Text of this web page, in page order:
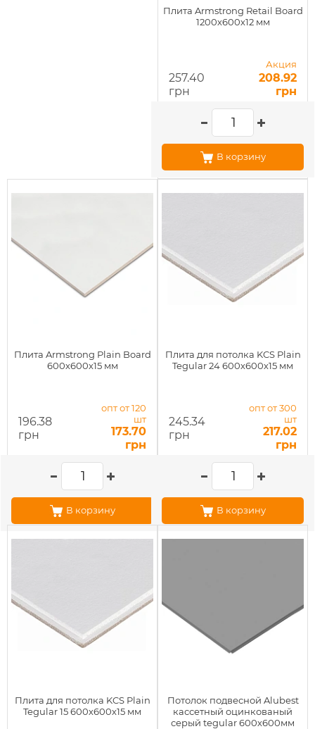
Плита Armstrong Retail Board
1200х600х12 мм
257.40
грн
Акция
208.92
грн
В корзину
Плита Armstrong Plain Board
600х600х15 мм
196.38
грн
опт от 120
шт
173.70
грн
В корзину
Плита для потолка KCS Plain
Tegular 24 600х600х15 мм
245.34
грн
опт от 300
шт
217.02
грн
В корзину
Плита для потолка KCS Plain
Tegular 15 600х600х15 мм
Потолок подвесной Alubest
кассетный оцинкованый
серый tegular 600х600мм